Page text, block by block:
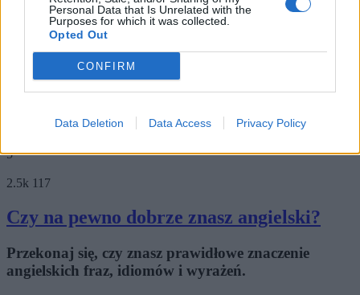
Personal Data that Is Unrelated with the
Purposes for which it was collected.
Opted Out
CONFIRM
Data Deletion Data Access Privacy Policy
142
Czy masz fotograficzną pamięć?
To umiejętność przydatna i nie tak często spotykana.
5
2.5k 117
Czy na pewno dobrze znasz angielski?
Przekonaj się, czy znasz prawidłowe znaczenie
angielskich fraz, idiomów i wyrażeń.